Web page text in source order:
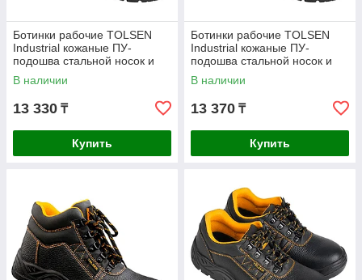
Ботинки рабочие TOLSEN
Industrial кожаные ПУ-
подошва стальной носок и
стелька р.39 45351
В наличии
13 330 ₸
Купить
Ботинки рабочие TOLSEN
Industrial кожаные ПУ-
подошва стальной носок и
стелька р.41 45353
В наличии
13 370 ₸
Купить